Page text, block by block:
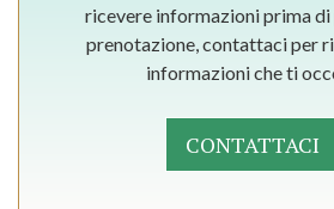
ricevere informazioni prima
prenotazione, contattaci per
informazioni che ti
CONTATTACI